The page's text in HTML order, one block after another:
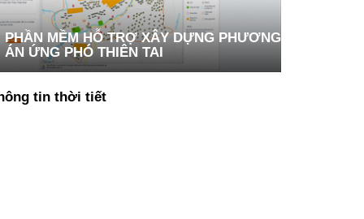
PHẦN MỀM HỖ TRỢ XÂY DỰNG PHƯƠNG
ÁN ỨNG PHÓ THIÊN TAI
tin thời tiết